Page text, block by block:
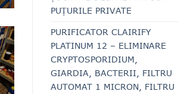
PUȚURILE PRIVATE
PURIFICATOR CLAIRIFY
PLATINUM 12 – ELIMINARE
CRYPTOSPORIDIUM,
GIARDIA, BACTERII, FILTRU
AUTOMAT 1 MICRON, FILTRU